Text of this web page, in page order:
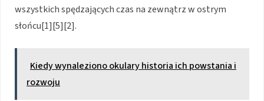
wszystkich spędzających czas na zewnątrz w ostrym
słońcu[1][5][2].
Kiedy wynaleziono okulary historia ich powstania i
rozwoju